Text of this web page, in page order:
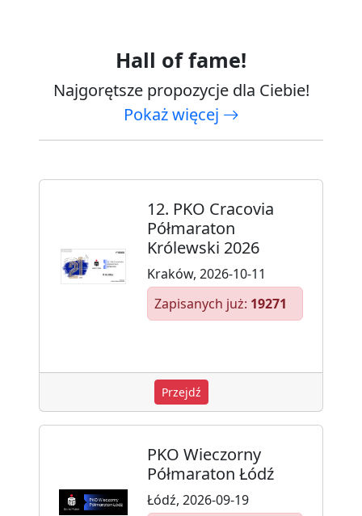
Hall of fame!
Najgorętsze propozycje dla Ciebie!
Pokaż więcej
12. PKO Cracovia
Półmaraton
Królewski 2026
Kraków, 2026-10-11
Zapisanych już: 19271
Przejdź
PKO Wieczorny
Półmaraton Łódź
Łódź, 2026-09-19